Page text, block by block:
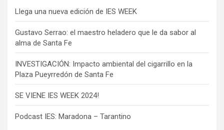
Llega una nueva edición de IES WEEK
Gustavo Serrao: el maestro heladero que le da sabor al
alma de Santa Fe
INVESTIGACIÓN: Impacto ambiental del cigarrillo en la
Plaza Pueyrredón de Santa Fe
SE VIENE IES WEEK 2024!
Podcast IES: Maradona – Tarantino